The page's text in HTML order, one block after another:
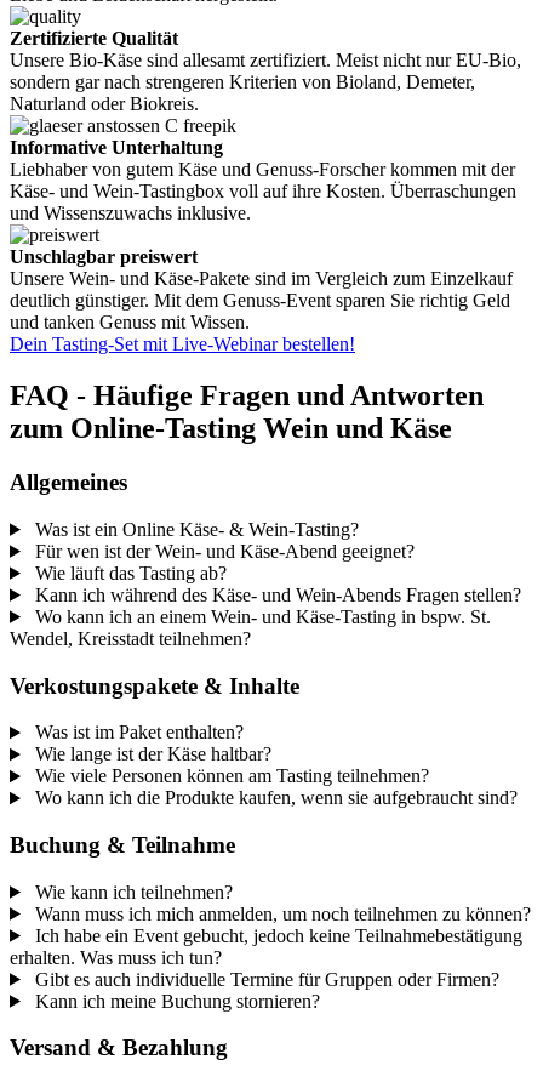
Zertifizierte Qualität
Unsere Bio-Käse sind allesamt zertifiziert. Meist nicht nur EU-Bio,
sondern gar nach strengeren Kriterien von Bioland, Demeter,
Naturland oder Biokreis.
Informative Unterhaltung
Liebhaber von gutem Käse und Genuss-Forscher kommen mit der
Käse- und Wein-Tastingbox voll auf ihre Kosten. Überraschungen
und Wissenszuwachs inklusive.
Unschlagbar preiswert
Unsere Wein- und Käse-Pakete sind im Vergleich zum Einzelkauf
deutlich günstiger. Mit dem Genuss-Event sparen Sie richtig Geld
und tanken Genuss mit Wissen.
Dein Tasting-Set mit Live-Webinar bestellen!
FAQ - Häufige Fragen und Antworten
zum Online-Tasting Wein und Käse
Allgemeines
Was ist ein Online Käse- & Wein-Tasting?
Für wen ist der Wein- und Käse-Abend geeignet?
Wie läuft das Tasting ab?
Kann ich während des Käse- und Wein-Abends Fragen stellen?
Wo kann ich an einem Wein- und Käse-Tasting in bspw. St.
Wendel, Kreisstadt teilnehmen?
Verkostungspakete & Inhalte
Was ist im Paket enthalten?
Wie lange ist der Käse haltbar?
Wie viele Personen können am Tasting teilnehmen?
Wo kann ich die Produkte kaufen, wenn sie aufgebraucht sind?
Buchung & Teilnahme
Wie kann ich teilnehmen?
Wann muss ich mich anmelden, um noch teilnehmen zu können?
Ich habe ein Event gebucht, jedoch keine Teilnahmebestätigung
erhalten. Was muss ich tun?
Gibt es auch individuelle Termine für Gruppen oder Firmen?
Kann ich meine Buchung stornieren?
Versand & Bezahlung